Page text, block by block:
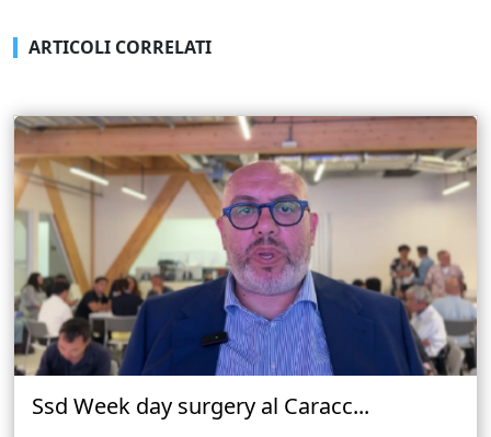
ARTICOLI CORRELATI
Ssd Week day surgery al Caracc...